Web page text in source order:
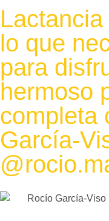
lo que
para
hermoso
completa
García-